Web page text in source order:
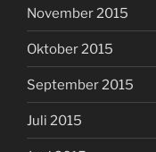
November 2015
Oktober 2015
September 2015
Juli 2015